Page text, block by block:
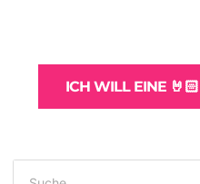
ICH WILL EINE 🤘🏻